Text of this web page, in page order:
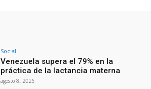
Social
Venezuela supera el 79% en la
práctica de la lactancia materna
agosto 8, 2026